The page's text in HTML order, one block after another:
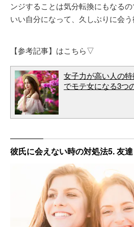
ンジすることは気分転換にもなる
いい自分になって、久しぶりに会う
【参考記事】はこちら▽
女子力が高い人の
でモテ女になる3つ
彼氏に会えない時の対処法5. 友